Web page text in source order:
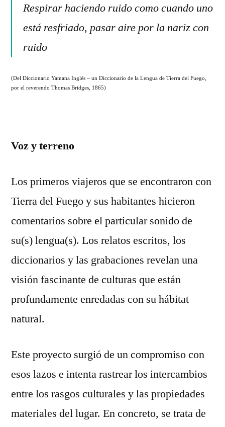
Respirar haciendo ruido como cuando uno
está resfriado, pasar aire por la nariz con
ruido
(Del Diccionario Yamana Inglés – un Diccionario de la Lengua de Tierra del Fuego,
por el reverendo Thomas Bridges, 1865)
Voz y terreno
Los primeros viajeros que se encontraron con
Tierra del Fuego y sus habitantes hicieron
comentarios sobre el particular sonido de
su(s) lengua(s). Los relatos escritos, los
diccionarios y las grabaciones revelan una
visión fascinante de culturas que están
profundamente enredadas con su hábitat
natural.
Este proyecto surgió de un compromiso con
esos lazos e intenta rastrear los intercambios
entre los rasgos culturales y las propiedades
materiales del lugar. En concreto, se trata de